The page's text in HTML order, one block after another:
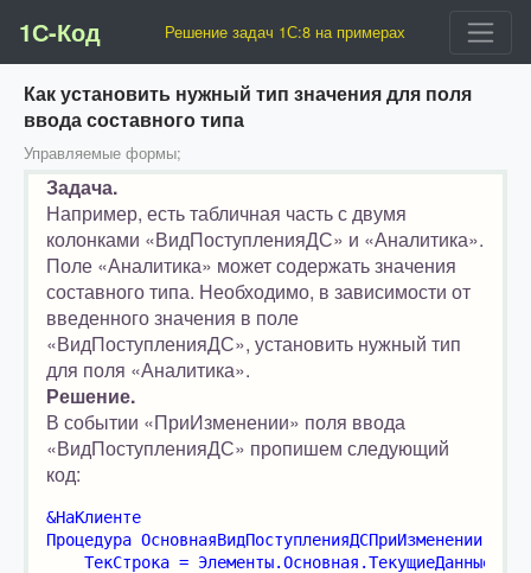
1С-Код Решение задач 1С:8 на примерах
Как установить нужный тип значения для поля
ввода составного типа
Управляемые формы;
Задача.
Например, есть табличная часть с двумя
колонками «ВидПоступленияДС» и «Аналитика».
Поле «Аналитика» может содержать значения
составного типа. Необходимо, в зависимости от
введенного значения в поле
«ВидПоступленияДС», установить нужный тип
для поля «Аналитика».
Решение.
В событии «ПриИзменении» поля ввода
«ВидПоступленияДС» пропишем следующий
код:
&НаКлиенте
Процедура
ТекСтрока = Элементы.Основная.ТекущиеДанные;